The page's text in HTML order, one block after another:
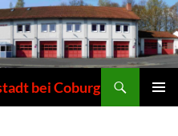
bei Coburg